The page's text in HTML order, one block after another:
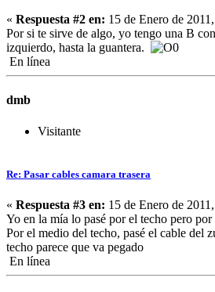
« Respuesta #2 en: 15 de Enero de
Por si te sirve de algo, yo tengo una B
izquierdo, hasta la guantera.
En línea
dmb
Visitante
Re: Pasar cables camara trasera
« Respuesta #3 en: 15 de Enero de
Yo en la mía lo pasé por el techo pero
Por el medio del techo, pasé el cable del
techo parece que va pegado
En línea